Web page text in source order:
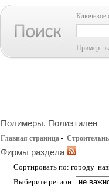
Ключевое
Пример:
Полимеры. Полиэтилен
Главная страница
Фирмы раздела
Сортировать по: городу
Выберите регион: